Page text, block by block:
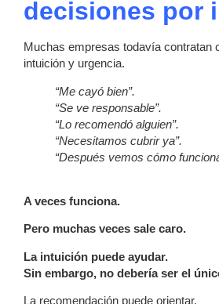
decisiones por
Muchas empresas todavía contratan
intuición y urgencia.
“Me cayó bien”.
“Se ve responsable”.
“Lo recomendó alguien”.
“Necesitamos cubrir ya”.
“Después vemos cómo
A veces funciona.
Pero muchas veces sale caro.
La intuición puede ayudar.
Sin embargo, no debería ser el
La recomendación puede orientar.